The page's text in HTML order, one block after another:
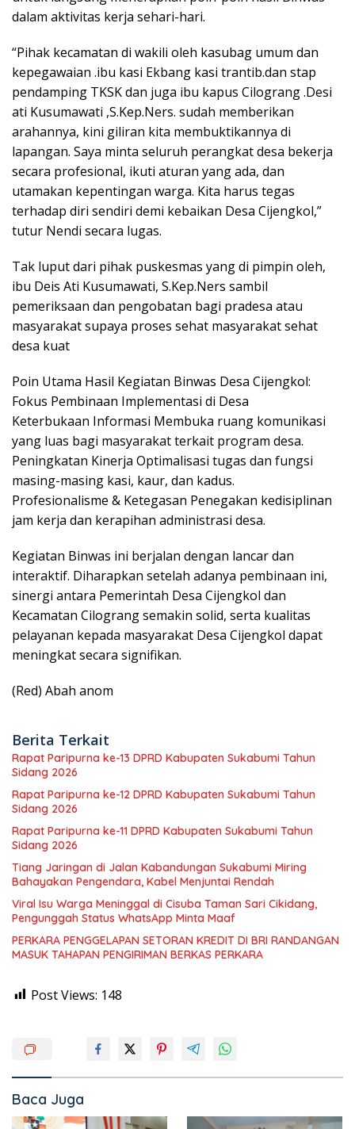
dalam aktivitas kerja sehari-hari.
“Pihak kecamatan di wakili oleh kasubag umum dan
kepegawaian .ibu kasi Ekbang kasi trantib.dan stap
pendamping TKSK dan juga ibu kapus Cilograng .Desi
ati Kusumawati ,S.Kep.Ners. sudah memberikan
arahannya, kini giliran kita membuktikannya di
lapangan. Saya minta seluruh perangkat desa bekerja
secara profesional, ikuti aturan yang ada, dan
utamakan kepentingan warga. Kita harus tegas
terhadap diri sendiri demi kebaikan Desa Cijengkol,”
tutur Nendi secara lugas.
Tak luput dari pihak puskesmas yang di pimpin oleh,
ibu Deis Ati Kusumawati, S.Kep.Ners sambil
pemeriksaan dan pengobatan bagi pradesa atau
masyarakat supaya proses sehat masyarakat sehat
desa kuat
Poin Utama Hasil Kegiatan Binwas Desa Cijengkol:
Fokus Pembinaan Implementasi di Desa
Keterbukaan Informasi Membuka ruang komunikasi
yang luas bagi masyarakat terkait program desa.
Peningkatan Kinerja Optimalisasi tugas dan fungsi
masing-masing kasi, kaur, dan kadus.
Profesionalisme & Ketegasan Penegakan kedisiplinan
jam kerja dan kerapihan administrasi desa.
Kegiatan Binwas ini berjalan dengan lancar dan
interaktif. Diharapkan setelah adanya pembinaan ini,
sinergi antara Pemerintah Desa Cijengkol dan
Kecamatan Cilograng semakin solid, serta kualitas
pelayanan kepada masyarakat Desa Cijengkol dapat
meningkat secara signifikan.
(Red) Abah anom
Berita Terkait
Rapat Paripurna ke-13 DPRD Kabupaten Sukabumi Tahun
Sidang 2026
Rapat Paripurna ke-12 DPRD Kabupaten Sukabumi Tahun
Sidang 2026
Rapat Paripurna ke-11 DPRD Kabupaten Sukabumi Tahun
Sidang 2026
Tiang Jaringan di Jalan Kabandungan Sukabumi Miring
Bahayakan Pengendara, Kabel Menjuntai Rendah
Viral Isu Warga Meninggal di Cisuba Taman Sari Cikidang,
Pengunggah Status WhatsApp Minta Maaf
PERKARA PENGGELAPAN SETORAN KREDIT DI BRI RANDANGAN
MASUK TAHAPAN PENGIRIMAN BERKAS PERKARA
Post Views: 148
Baca Juga